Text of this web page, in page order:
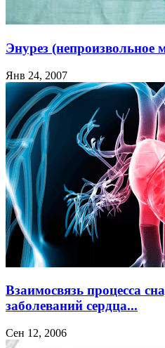
Энурез (непроизвольное
Янв 24, 2007
Взаимосвязь процесса
заболеваний сердца...
Сен 12, 2006